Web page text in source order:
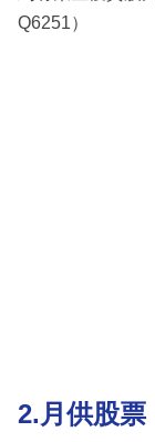
Q6251）
2.月供股票